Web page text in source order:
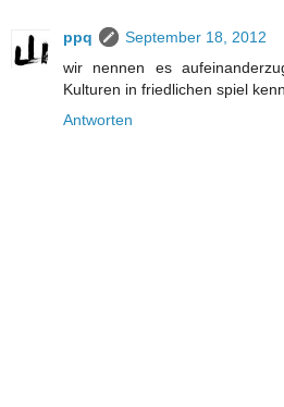
ppq
September 18, 2012
wir nennen es
Kulturen in friedlichen spiel
Antworten